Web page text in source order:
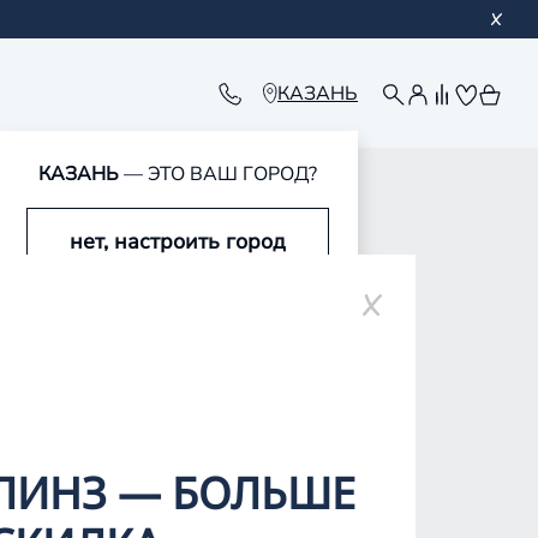
КАЗАНЬ
КАЗАНЬ— ЭТО ВАШ ГОРОД?
нет, настроить город
— БОЛЬШЕ